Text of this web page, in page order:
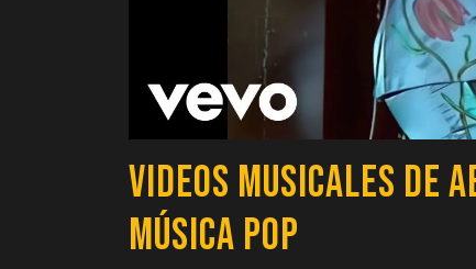
Videos Musicales de
Música Pop